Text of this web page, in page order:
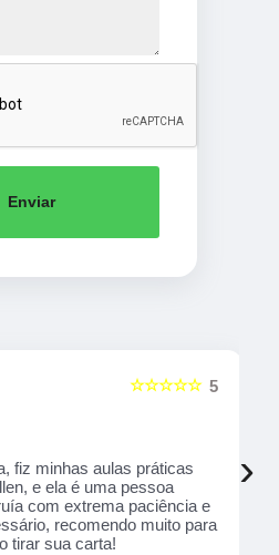
Enviar
5
☆☆☆☆☆
fiz minhas aulas práticas
e ela é uma pessoa
com extrema paciência e
recomendo muito para
tirar sua carta!
›